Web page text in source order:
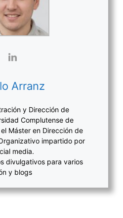
Arranz
y Dirección de
Complutense de
Máster en Dirección de
impartido por
media.
divulgativos para varios
y blogs